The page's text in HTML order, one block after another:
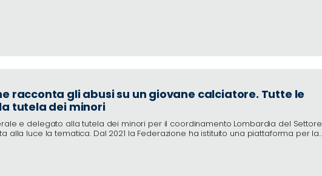
racconta gli abusi su un giovane calciatore. Tutte le
tutela dei minori
e delegato alla tutela dei minori per il coordinamento Lombardia del Settore
alla luce la tematica. Dal 2021 la Federazione ha istituito una piattaforma per la